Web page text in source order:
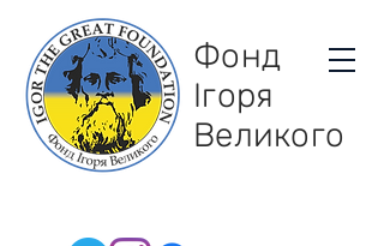
Фонд
Ігоря
Великого